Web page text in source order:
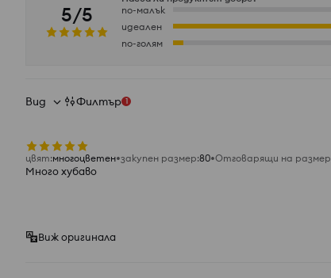
5/5
по-малък
идеален
по-голям
Вид Филтър 1
цвят:многоцветен закупен размер:80 Отговарящи на размер
Много хубаво
Виж оригинала